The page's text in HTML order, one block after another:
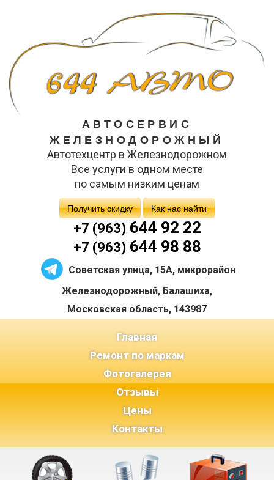
АВТОСЕРВИС
ЖЕЛЕЗНОДОРОЖНЫЙ
Автотехцентр в Железнодорожном
Все услуги в одном месте
по самым низким ценам
Получить скидку Как нас найти
+7 (963)644 92 22
+7 (963)644 98 88
Советская улица, 15А, микрорайон
Железнодорожный, Балашиха,
Московская область, 143987
Главная(current)
Ремонт по маркам
Фотогалерея
Отзывы
Цены
Контакты